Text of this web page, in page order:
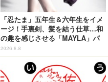
「忍たま」五年生＆六年生をイメ
ージ！手裏剣、髪を結う仕草…和
の趣を感じさせる「MAYLA」パ
ンプス
2026.8.8